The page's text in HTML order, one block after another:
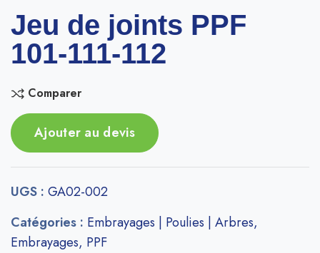
Jeu de joints PPF
101-111-112
Comparer
Ajouter au devis
UGS : GA02-002
Catégories : Embrayages | Poulies | Arbres,
Embrayages, PPF